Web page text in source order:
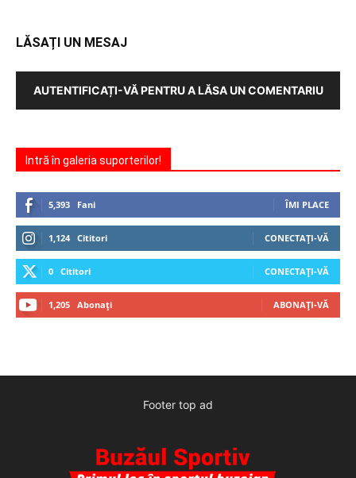
LĂSAȚI UN MESAJ
AUTENTIFICAȚI-VĂ PENTRU A LĂSA UN COMENTARIU
Intră în galeria suporterilor!
5,393 Fani ÎMI PLACE
1,124 Cititori CONECTAȚI-VĂ
0 Cititori CONECTAȚI-VĂ
1,205 Abonați ABONAȚI-VĂ
Footer top ad